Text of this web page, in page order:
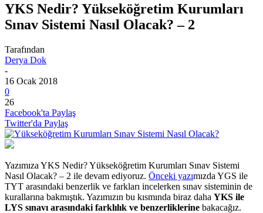
YKS Nedir? Yükseköğretim Kurumları
Sınav Sistemi Nasıl Olacak? – 2
Tarafından
Derya Dok
-
16 Ocak 2018
0
26
Facebook'ta Paylaş
Twitter'da Paylaş
Yazımıza YKS Nedir? Yükseköğretim Kurumları Sınav Sistemi
Nasıl Olacak? – 2 ile devam ediyoruz. Önceki yazımızda YGS ile
TYT arasındaki benzerlik ve farkları incelerken sınav sisteminin de
kurallarına bakmıştık. Yazımızın bu kısmında biraz daha YKS ile
LYS sınavı arasındaki farklılık ve benzerliklerine bakacağız.